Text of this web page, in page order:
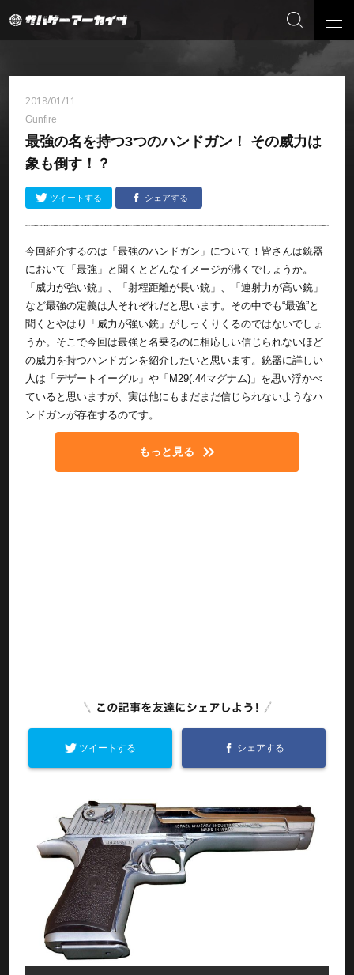
2018/01/11
Gunfire
最強の名を持つ3つのハンドガン！ その威力は
象も倒す！？
ツイートする シェアする
今回紹介するのは「最強のハンドガン」について！皆さんは銃器
において「最強」と聞くとどんなイメージが沸くでしょうか。
「威力が強い銃」、「射程距離が長い銃」、「連射力が高い銃」
など最強の定義は人それぞれだと思います。その中でも“最強”と
聞くとやはり「威力が強い銃」がしっくりくるのではないでしょ
うか。そこで今回は最強と名乗るのに相応しい信じられないほど
の威力を持つハンドガンを紹介したいと思います。銃器に詳しい
人は「デザートイーグル」や「M29(.44マグナム)」を思い浮かべ
ていると思いますが、実は他にもまだまだ信じられないようなハ
ンドガンが存在するのです。
もっと見る
ツイートする シェアする